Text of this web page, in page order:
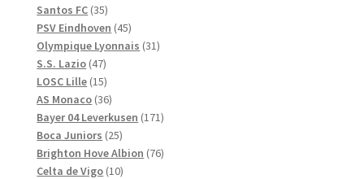
Santos FC 3535
produkter
PSV Eindhoven 4545
produkter
Olympique Lyonnais 3131
S.S. Lazio 4747
produkter
LOSC Lille 1515
produkter
AS Monaco 3636
produkter
Bayer 04 Leverkusen 171171
Boca Juniors 2525
produkter
Brighton Hove Albion 7676
Celta de Vigo 1010